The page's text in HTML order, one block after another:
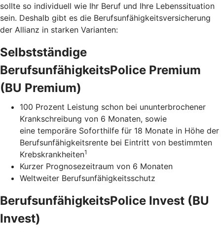
sollte so individuell wie Ihr Beruf und Ihre Lebenssituation
sein. Deshalb gibt es die Berufsunfähigkeitsversicherung
der Allianz in starken Varianten:
Selbstständige
BerufsunfähigkeitsPolice Premium
(BU Premium)
100 Prozent Leistung schon bei ununterbrochener
Krankschreibung von 6 Monaten, sowie
eine temporäre Soforthilfe für 18 Monate in Höhe der
Berufsunfähigkeitsrente bei Eintritt von bestimmten
Krebskrankheiten1
Kurzer Prognosezeitraum von 6 Monaten
Weltweiter Berufsunfähigkeitsschutz
BerufsunfähigkeitsPolice Invest (BU
Invest)